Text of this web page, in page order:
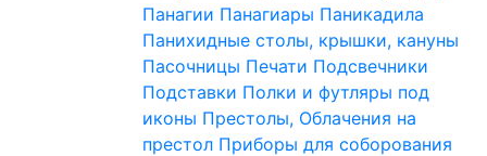
Панагии Панагиары Паникадила
Панихидные столы, крышки, кануны
Пасочницы Печати Подсвечники
Подставки Полки и футляры под
иконы Престолы, Облачения на
престол Приборы для соборования